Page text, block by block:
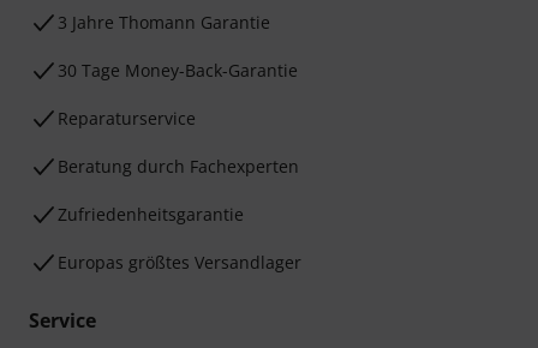
3 Jahre Thomann Garantie
30 Tage Money-Back-Garantie
Reparaturservice
Beratung durch Fachexperten
Zufriedenheitsgarantie
Europas größtes Versandlager
Service